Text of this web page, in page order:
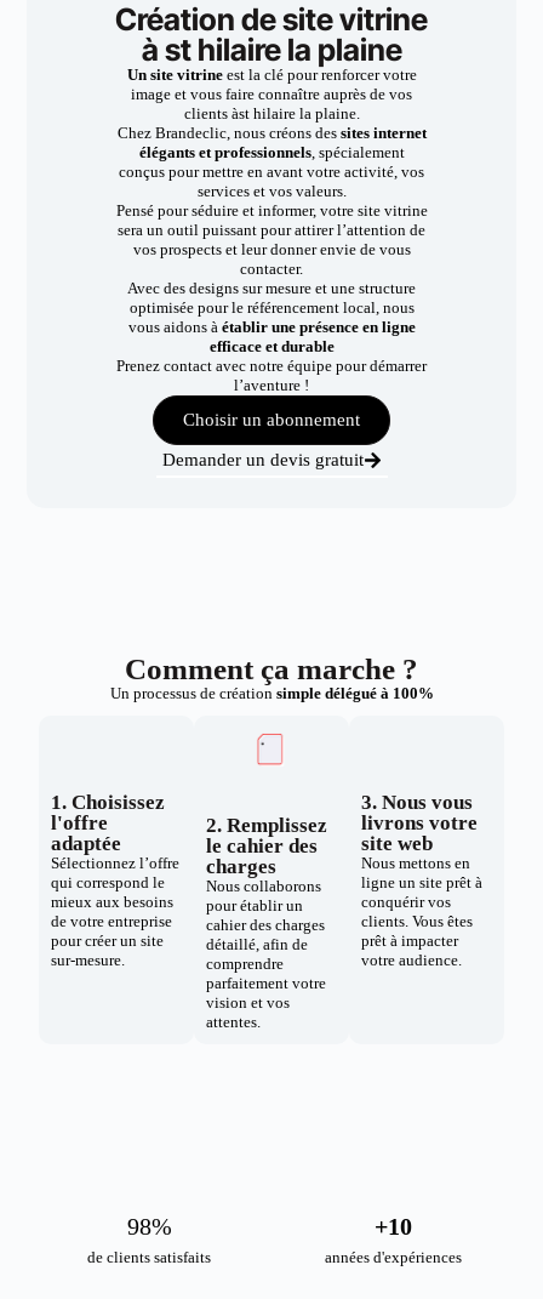
Création de site vitrine
à st hilaire la plaine
Un site vitrineest la clé pour renforcer votre
image et vous faire connaître auprès de vos
clients àst hilaire la plaine.
Chez Brandeclic, nous créons dessites internet
élégants et professionnels, spécialement
conçus pour mettre en avant votre activité, vos
services et vos valeurs.
Pensé pour séduire et informer, votre site vitrine
sera un outil puissant pour attirer l’attention de
vos prospects et leur donner envie de vous
contacter.
Avec des designs sur mesure et une structure
optimisée pour le référencement local, nous
vous aidons à établir une présence en ligne
efficace et durable
Prenez contact avec notre équipe pour démarrer
l’aventure !
Choisir un abonnement
Demander un devis gratuit
Comment ça marche ?
Un processus de création simple délégué à 100%
1. Choisissez
l'offre
adaptée
Sélectionnez l’offre
qui correspond le
mieux aux besoins
de votre entreprise
pour créer un site
sur-mesure.
2. Remplissez
le cahier des
charges
Nous collaborons
pour établir un
cahier des charges
détaillé, afin de
comprendre
parfaitement votre
vision et vos
attentes.
3. Nous vous
livrons votre
site web
Nous mettons en
ligne un site prêt à
conquérir vos
clients. Vous êtes
prêt à impacter
votre audience.
de clients satisfaits
98%
années d'expériences
+10